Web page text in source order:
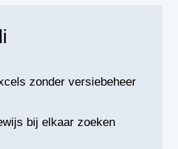
zonder versiebeheer
bij elkaar zoeken